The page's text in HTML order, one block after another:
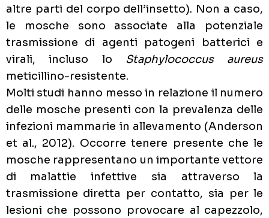
altre parti del corpo dell’insetto). Non a caso,
le mosche sono associate alla potenziale
trasmissione di agenti patogeni batterici e
virali, incluso lo Staphylococcus aureus
meticillino-resistente.
Molti studi hanno messo in relazione il numero
delle mosche presenti con la prevalenza delle
infezioni mammarie in allevamento (Anderson
et al., 2012). Occorre tenere presente che le
mosche rappresentano un importante vettore
di malattie infettive sia attraverso la
trasmissione diretta per contatto, sia per le
lesioni che possono provocare al capezzolo,